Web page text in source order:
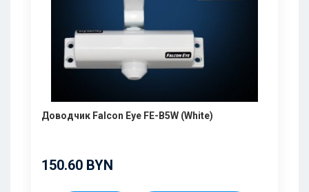
Доводчик Falcon Eye FE-B5W (White)
150.60 BYN